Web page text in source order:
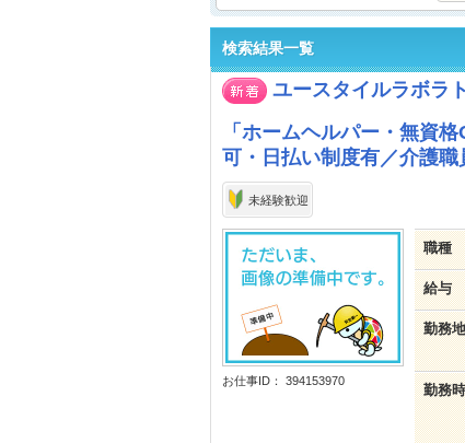
検索結果一覧
ユースタイルラボラ
「ホームヘルパー・無資
可・日払い制度有／介護職
未経験歓迎
お仕事ID： 394153970
職種
給与
勤務地
勤務